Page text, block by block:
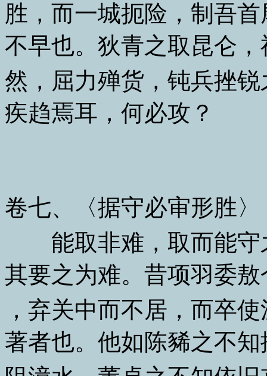
胜，而一城扼险，制吾
不早也。狄青之取昆仑
然，屈力殚货，钝兵挫
疾趋焉耳，何必攻？
卷七、〈据守必审形胜
能取非难，取而能守
其要之为难。昔项羽委
，弃关中而不居，而卒
著者也。他如陈豨之不